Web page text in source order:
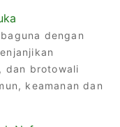
dengan
dan brotowali
keamanan dan